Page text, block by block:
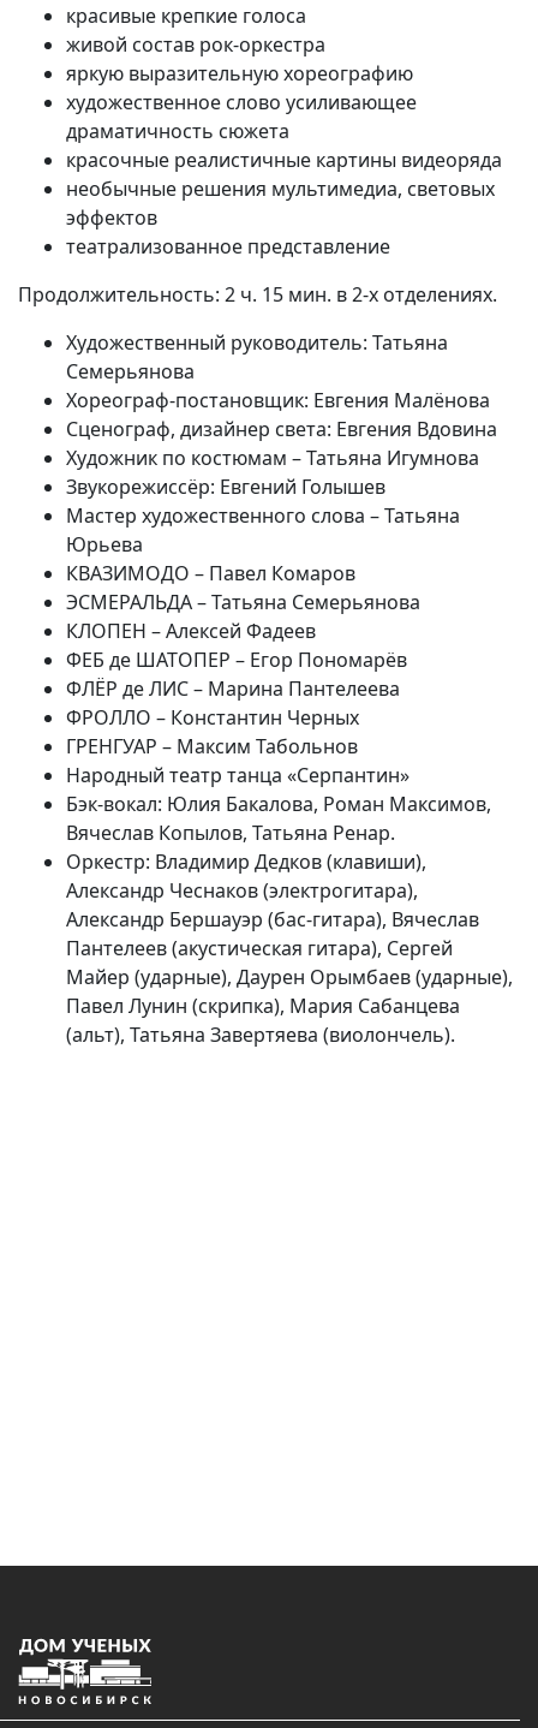
красивые крепкие голоса
живой состав рок-оркестра
яркую выразительную хореографию
художественное слово усиливающее
драматичность сюжета
красочные реалистичные картины видеоряда
необычные решения мультимедиа, световых
эффектов
театрализованное представление
Продолжительность: 2 ч. 15 мин. в 2-х отделениях.
Художественный руководитель: Татьяна
Семерьянова
Хореограф-постановщик: Евгения Малёнова
Сценограф, дизайнер света: Евгения Вдовина
Художник по костюмам – Татьяна Игумнова
Звукорежиссёр: Евгений Голышев
Мастер художественного слова – Татьяна
Юрьева
КВАЗИМОДО – Павел Комаров
ЭСМЕРАЛЬДА – Татьяна Семерьянова
КЛОПЕН – Алексей Фадеев
ФЕБ де ШАТОПЕР – Егор Пономарёв
ФЛЁР де ЛИС – Марина Пантелеева
ФРОЛЛО – Константин Черных
ГРЕНГУАР – Максим Табольнов
Народный театр танца «Серпантин»
Бэк-вокал: Юлия Бакалова, Роман Максимов,
Вячеслав Копылов, Татьяна Ренар.
Оркестр: Владимир Дедков (клавиши),
Александр Чеснаков (электрогитара),
Александр Бершауэр (бас-гитара), Вячеслав
Пантелеев (акустическая гитара), Сергей
Майер (ударные), Даурен Орымбаев (ударные),
Павел Лунин (скрипка), Мария Сабанцева
(альт), Татьяна Завертяева (виолончель).